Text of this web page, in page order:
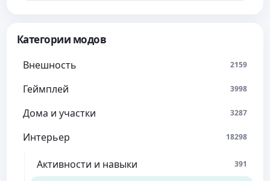
Категории модов
Внешность 2159
Геймплей 3998
Дома и участки 3287
Интерьер 18298
Активности и навыки 391